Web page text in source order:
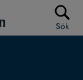
Sök